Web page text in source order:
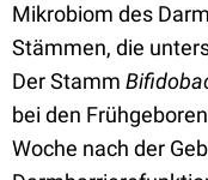
Mikrobiom des
Stämmen, die
Der Stamm
bei den
Woche nach der